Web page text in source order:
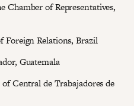
Chamber of Representatives,
Relations, Brazil
Guatemala
Central de Trabajadores de